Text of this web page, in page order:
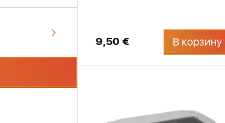
9,50 € В корзину